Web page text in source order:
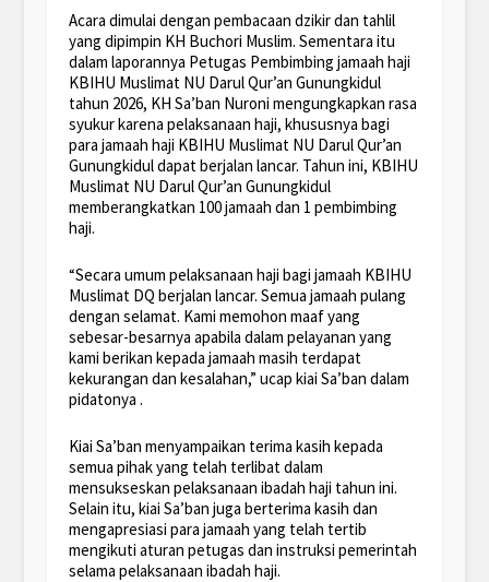
Acara dimulai dengan pembacaan dzikir dan tahlil
yang dipimpin KH Buchori Muslim. Sementara itu
dalam laporannya Petugas Pembimbing jamaah haji
KBIHU Muslimat NU Darul Qur’an Gunungkidul
tahun 2026, KH Sa’ban Nuroni mengungkapkan rasa
syukur karena pelaksanaan haji, khususnya bagi
para jamaah haji KBIHU Muslimat NU Darul Qur’an
Gunungkidul dapat berjalan lancar. Tahun ini, KBIHU
Muslimat NU Darul Qur’an Gunungkidul
memberangkatkan 100 jamaah dan 1 pembimbing
haji.
“Secara umum pelaksanaan haji bagi jamaah KBIHU
Muslimat DQ berjalan lancar. Semua jamaah pulang
dengan selamat. Kami memohon maaf yang
sebesar-besarnya apabila dalam pelayanan yang
kami berikan kepada jamaah masih terdapat
kekurangan dan kesalahan,” ucap kiai Sa’ban dalam
pidatonya .
Kiai Sa’ban menyampaikan terima kasih kepada
semua pihak yang telah terlibat dalam
mensukseskan pelaksanaan ibadah haji tahun ini.
Selain itu, kiai Sa’ban juga berterima kasih dan
mengapresiasi para jamaah yang telah tertib
mengikuti aturan petugas dan instruksi pemerintah
selama pelaksanaan ibadah haji.